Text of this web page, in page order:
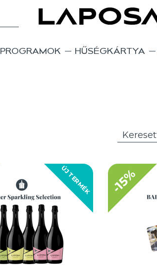
PROGRAMOK HŰSÉGKÁRTYA
ÚJ TERMÉK -15%